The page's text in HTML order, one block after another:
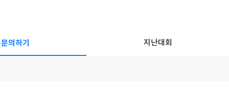
문의하기 지난대회